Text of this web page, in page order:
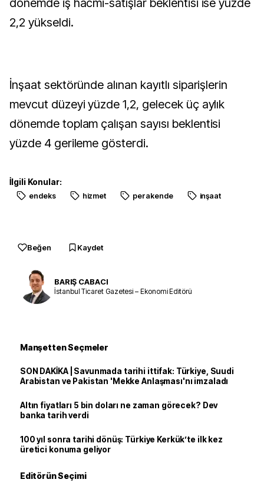
dönemde iş hacmi-satışlar beklentisi ise yüzde
2,2 yükseldi.
İnşaat sektöründe alınan kayıtlı siparişlerin
mevcut düzeyi yüzde 1,2, gelecek üç aylık
dönemde toplam çalışan sayısı beklentisi
yüzde 4 gerileme gösterdi.
İlgili Konular:
endeks hizmet perakende inşaat
Beğen Kaydet
BARIŞ CABACI
İstanbul Ticaret Gazetesi – Ekonomi Editörü
Manşetten Seçmeler
SON DAKİKA | Savunmada tarihi ittifak: Türkiye, Suudi
Arabistan ve Pakistan 'Mekke Anlaşması'nı imzaladı
Altın fiyatları 5 bin doları ne zaman görecek? Dev
banka tarih verdi
100 yıl sonra tarihi dönüş: Türkiye Kerkük’te ilk kez
üretici konuma geliyor
Editörün Seçimi